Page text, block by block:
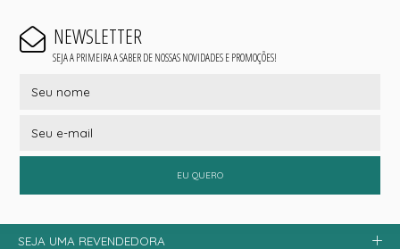
NEWSLETTER
SEJA A PRIMEIRA A SABER DE NOSSAS NOVIDADES E PROMOÇÕES!
EU QUERO
SEJA UMA REVENDEDORA